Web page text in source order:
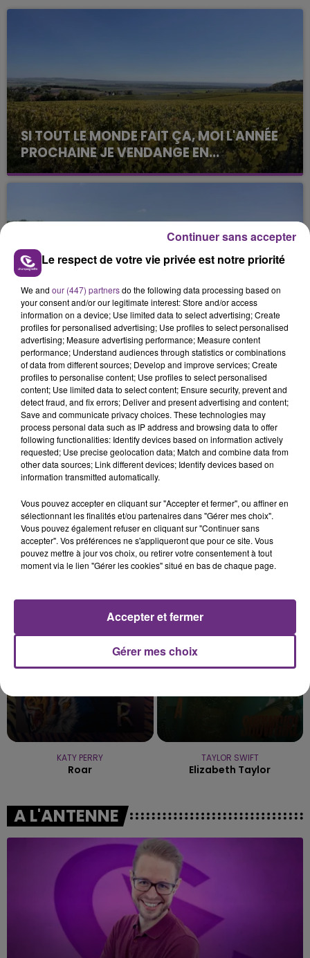
SI TOUT LE MONDE FAIT ÇA, MOI L'ANNÉE
PROCHAINE JE VENDANGE EN...
La vendange en Champagne a débuté ce jeudi 6
août dans la commune de Montgueux (Aube). Du
L'INSPECTION DU TRAVAIL RAPPELLE À
L'ORDRE SUR LES CONDITIONS DE...
Alors que les dates de début des vendange 2026
s'est avéré être plus précoce que prévu,
l'inspection du Travail en profite pour rappeler
les conditions de...
TITRES DIFFUSÉS
22h51
22h51
GWEN STEFANI
22h47
22h47
AMIR
KATY PERRY
Roar
22h40
22h40
TAYLOR SWIFT
Elizabeth Taylor
A L'ANTENNE
Le respect de votre vie privée est notre priorité
We and our (447) partnersdo the following data processing based on
your consent and/or our legitimate interest: Store and/or access
information on a device; Use limited data to select advertising; Create
profiles for personalised advertising; Use profiles to select personalised
advertising; Measure advertising performance; Measure content
performance; Understand audiences through statistics or combinations
of data from different sources; Develop and improve services; Create
profiles to personalise content; Use profiles to select personalised
content; Use limited data to select content; Ensure security, prevent and
detect fraud, and fix errors; Deliver and present advertising and content;
Save and communicate privacy choices. These technologies may
process personal data such as IP address and browsing data to offer
following functionalities: Identify devices based on information actively
requested; Use precise geolocation data; Match and combine data from
other data sources; Link different devices; Identify devices based on
information transmitted automatically.
Vous pouvez accepter en cliquant sur "Accepter et fermer", ou affiner en
sélectionnant les finalités et/ou partenaires dans "Gérer mes choix".
Vous pouvez également refuser en cliquant sur "Continuer sans
accepter". Vos préférences ne s'appliqueront que pour ce site. Vous
pouvez mettre à jour vos choix, ou retirer votre consentement à tout
moment via le lien "Gérer les cookies" situé en bas de chaque page.
Gérer mes choix
Accepter et fermer
Continuer sans accepter